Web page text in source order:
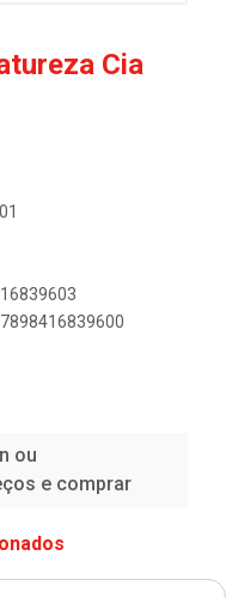
Cia
ou
e comprar